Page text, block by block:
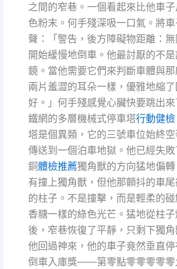
之間的窄巷。一個看起來比他車
色粉末。何手殘深吸一口氣。將
聲：「警告，後方障礙物距離：
開始緩慢地倒車。他最討厭的不
鏡。當他需要它們來判斷車體與
兩片羞澀的耳朵一樣，優雅地縮
好。」何手殘感覺心臟快要跳出
鐵網的多層機械式停車塔行動健檢
塔是個異類，它的三號車位始終
傳送到一個泊車地獄。他已經失
銅體檢推薦獨角獸的方向猛地偏
有撞上獨角獸，但他那顫抖的車
的柱子。不是撞擊，而是輕柔的
香糖一樣的綠色光芒。猛地從柱
後，窄巷恢復了平靜，只剩下獨
他回過神來，他的車子竟然垂直
倒車入庫獎——第零點零零零零零